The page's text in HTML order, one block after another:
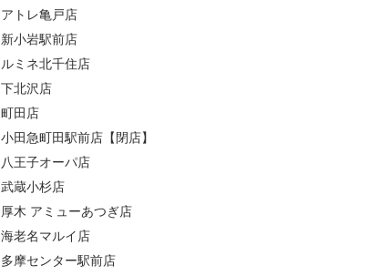
アトレ亀戸店
新小岩駅前店
ルミネ北千住店
下北沢店
町田店
小田急町田駅前店【閉店】
八王子オーパ店
武蔵小杉店
厚木 アミューあつぎ店
海老名マルイ店
多摩センター駅前店